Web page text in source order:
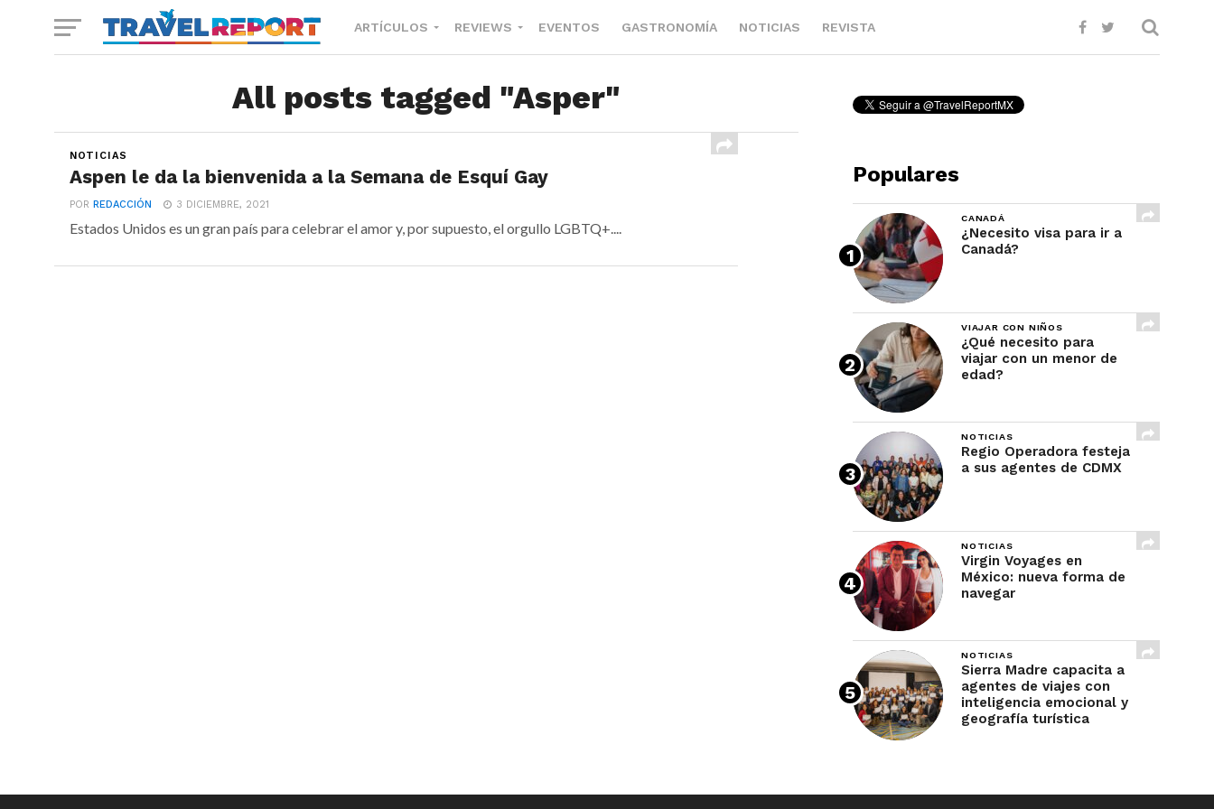
ARTÍCULOS REVIEWS EVENTOS GASTRONOMÍA NOTICIAS REVISTA
All posts tagged "Asper"
NOTICIAS
Aspen le da la bienvenida a la Semana de Esquí Gay
POR REDACCIÓN 3 DICIEMBRE, 2021
Estados Unidos es un gran país para celebrar el amor y, por supuesto, el orgullo LGBTQ+....
Populares
CANADÁ
¿Necesito visa para ir a
Canadá?
VIAJAR CON NIÑOS
¿Qué necesito para
viajar con un menor de
edad?
NOTICIAS
Regio Operadora festeja
a sus agentes de CDMX
NOTICIAS
Virgin Voyages en
México: nueva forma de
navegar
NOTICIAS
Sierra Madre capacita a
agentes de viajes con
inteligencia emocional y
geografía turística